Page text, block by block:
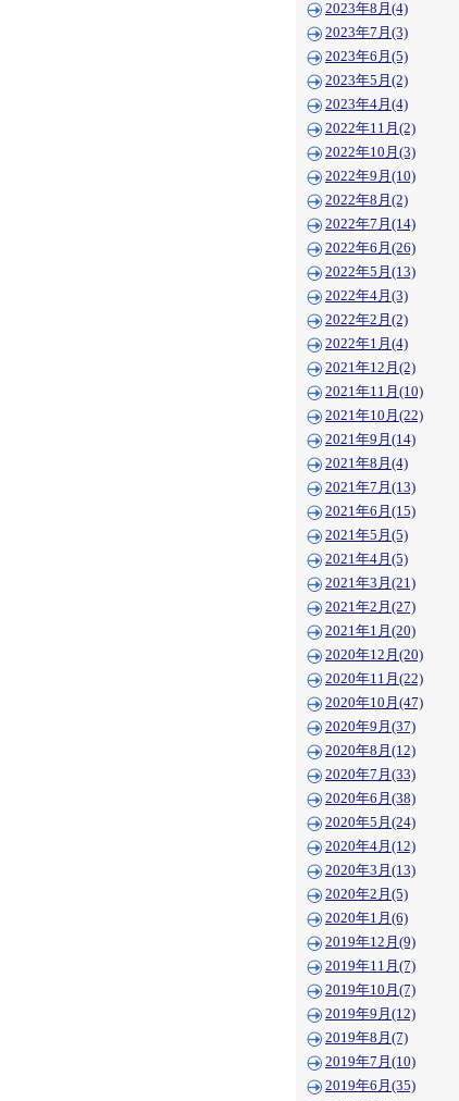
2023年8月(4)
2023年7月(3)
2023年6月(5)
2023年5月(2)
2023年4月(4)
2022年11月(2)
2022年10月(3)
2022年9月(10)
2022年8月(2)
2022年7月(14)
2022年6月(26)
2022年5月(13)
2022年4月(3)
2022年2月(2)
2022年1月(4)
2021年12月(2)
2021年11月(10)
2021年10月(22)
2021年9月(14)
2021年8月(4)
2021年7月(13)
2021年6月(15)
2021年5月(5)
2021年4月(5)
2021年3月(21)
2021年2月(27)
2021年1月(20)
2020年12月(20)
2020年11月(22)
2020年10月(47)
2020年9月(37)
2020年8月(12)
2020年7月(33)
2020年6月(38)
2020年5月(24)
2020年4月(12)
2020年3月(13)
2020年2月(5)
2020年1月(6)
2019年12月(9)
2019年11月(7)
2019年10月(7)
2019年9月(12)
2019年8月(7)
2019年7月(10)
2019年6月(35)